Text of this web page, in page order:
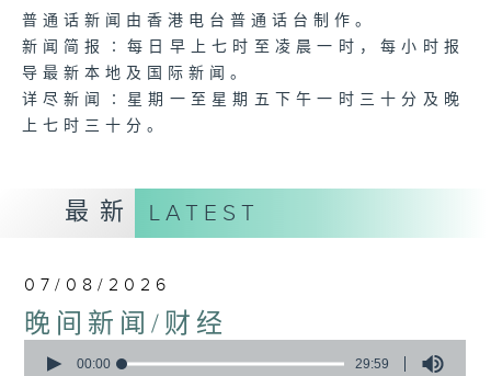
普通话新闻由香港电台普通话台制作。
新闻简报∶每日早上七时至凌晨一时，每小时报
导最新本地及国际新闻。
详尽新闻∶星期一至星期五下午一时三十分及晚
上七时三十分。
最新 LATEST
07/08/2026
晚间新闻/财经
seconds
00:00 29:59